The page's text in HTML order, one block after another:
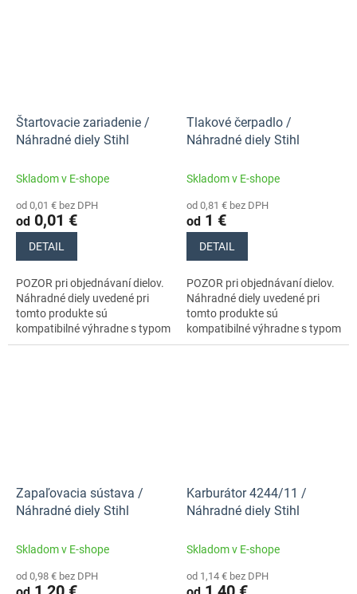
Štartovacie zariadenie /
Náhradné diely Stihl
Skladom v E-shope
od 0,01 € bez DPH
od 0,01 €
DETAIL
POZOR pri objednávaní dielov.
Náhradné diely uvedené pri
tomto produkte sú
kompatibilné výhradne s typom
stroja s číslom 42440112641.
Tlakové čerpadlo /
Náhradné diely Stihl
Skladom v E-shope
od 0,81 € bez DPH
od 1 €
DETAIL
POZOR pri objednávaní dielov.
Náhradné diely uvedené pri
tomto produkte sú
kompatibilné výhradne s typom
stroja s číslom 42440112641.
Zapaľovacia sústava /
Náhradné diely Stihl
Skladom v E-shope
od 0,98 € bez DPH
Karburátor 4244/11 /
Náhradné diely Stihl
Skladom v E-shope
od 1,14 € bez DPH